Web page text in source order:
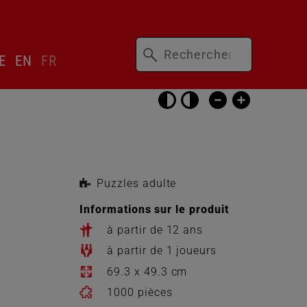
Passer
les
réglages
EN FR
Mots-
clés
Puzzles adulte
Informations sur le produit
à partir de 12 ans
à partir de 1 joueurs
69.3 x 49.3 cm
1000 pièces